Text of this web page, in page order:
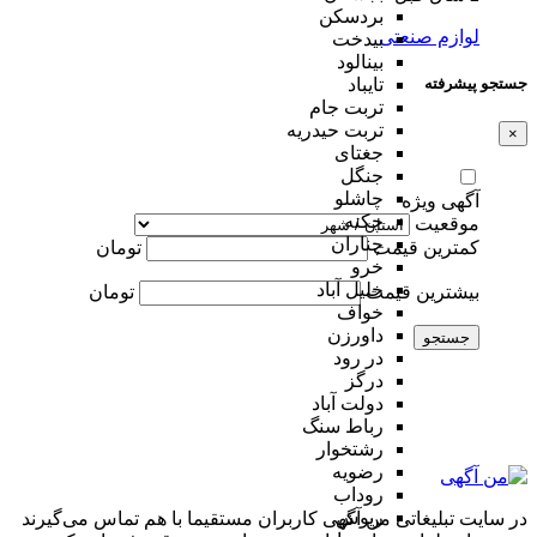
بردسکن
بیدخت
بینالود
تایباد
تربت جام
تربت حیدریه
جغتای
جنگل
چاشلو
چکنه
چناران
خرو
خلیل آباد
خواف
داورزن
در رود
درگز
دولت آباد
رباط سنگ
رشتخوار
رضویه
روداب
ریوش
لوازم صنعتی
جستجو پیشرفته
×
آگهی ویژه
موقعیت
کمترین قیمت
تومان
بیشترین قیمت تومان
جستجو
در سایت تبلیغاتی من آگهی کاربران مستقیما با هم تماس می‌گیرند